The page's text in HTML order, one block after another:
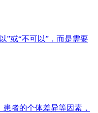
”或“不可以”，而是需要
者的个体差异等因素，